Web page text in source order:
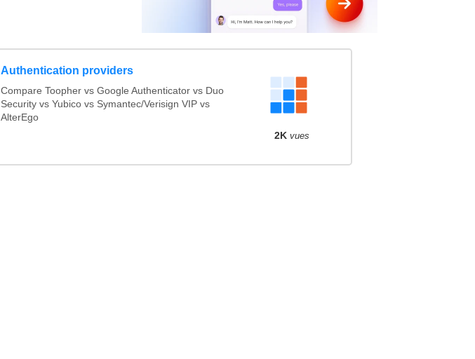
Authentication providers
Compare Toopher vs Google Authenticator vs Duo
Security vs Yubico vs Symantec/Verisign VIP vs
AlterEgo
2K vues